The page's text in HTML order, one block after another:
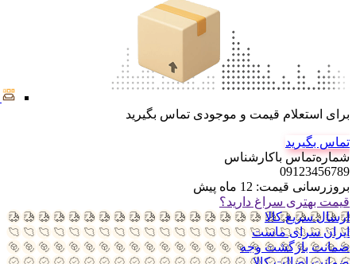
برای استعلام قیمت و موجودی تماس بگیرید
تماس بگیرید
شماره‌تماس‌ با‌کارشناس
09123456789
بروزرسانی قیمت: 12 ماه پیش
قیمت بهتری سراغ دارید؟
ارسال سریع کالا
ایران سرای ماست
ضمانت بازگشت وجه